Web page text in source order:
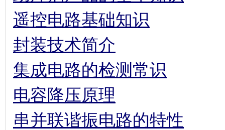
遥控电路基础知识
封装技术简介
集成电路的检测常识
电容降压原理
串并联谐振电路的特性